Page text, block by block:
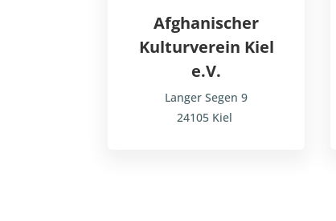
Afghanischer
Kulturverein Kiel
e.V.
Langer Segen 9
24105 Kiel